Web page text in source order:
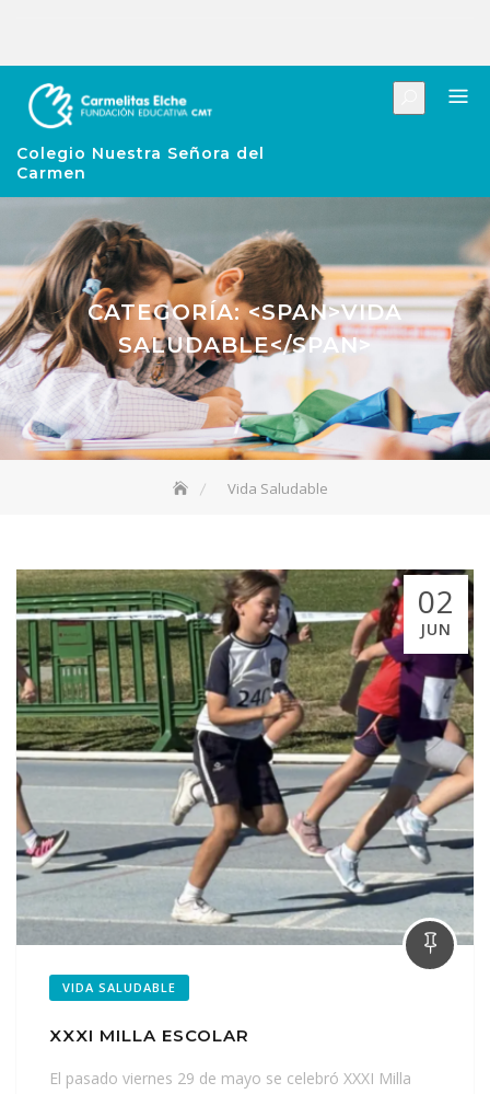
Colegio Nuestra Señora del
Carmen
CATEGORÍA: <SPAN>VIDA
SALUDABLE</SPAN>
Vida Saludable
02
JUN
VIDA SALUDABLE
XXXI MILLA ESCOLAR
El pasado viernes 29 de mayo se celebró XXXI Milla